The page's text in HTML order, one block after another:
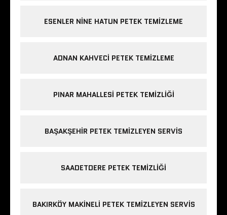
ESENLER NINE HATUN PETEK TEMIZLEME
ADNAN KAHVECI PETEK TEMIZLEME
PINAR MAHALLESI PETEK TEMIZLIĞI
BAŞAKŞEHIR PETEK TEMIZLEYEN SERVIS
SAADETDERE PETEK TEMIZLIĞI
BAKIRKÖY MAKINELI PETEK TEMIZLEYEN SERVIS